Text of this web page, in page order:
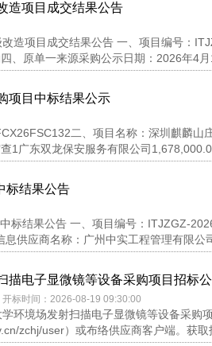
造项目成交结果公告
造项目成交结果公告 一、项目编号：
、原单一来源采购公示日期：2026年4
项目中标结果公示
二、项目名称：深圳麒麟
1广东双龙保安服务有限公司
标结果公告
标结果公告 一、项目编号：ITJZGZ-
供应商名称：广州中实工程管理有限公
描电子显微镜等设备采购项目招标
标时间：2026-08-19 09:30:00
学环境场发射扫描电子显微镜等设备采
zchj/user）或布络供应商客户端。获